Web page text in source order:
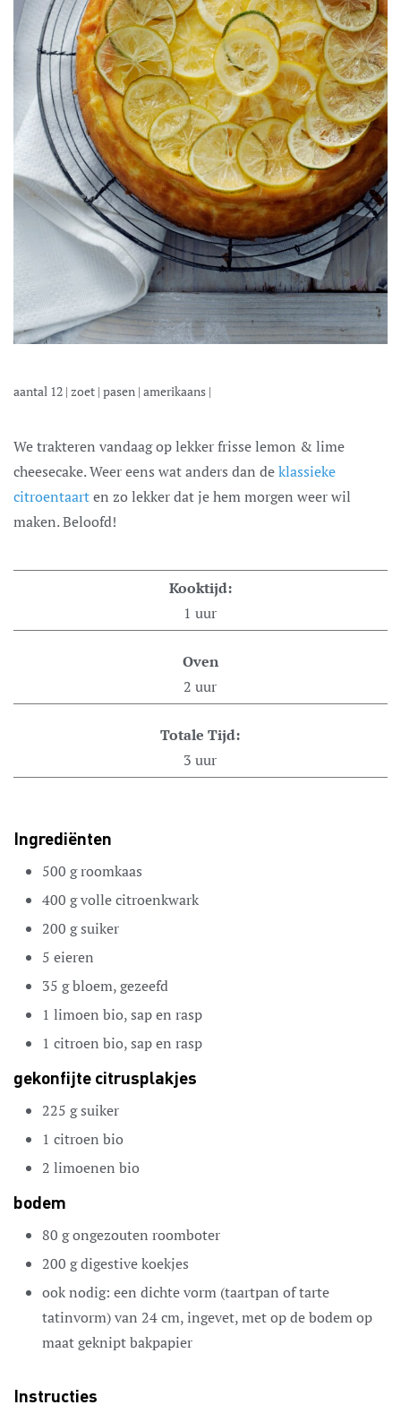
aantal 12 | zoet | pasen | amerikaans |
We trakteren vandaag op lekker frisse lemon & lime
cheesecake. Weer eens wat anders dan deklassieke
citroentaarten zo lekker dat je hem morgen weer wil
maken. Beloofd!
Kooktijd:
1 uur
Oven
2 uur
Totale Tijd:
3 uur
Ingrediënten
500 groomkaas
400 gvolle citroenkwark
200 gsuiker
5 eieren
35 gbloem,gezeefd
1 limoen bio, sap en rasp
1 citroen bio, sap en rasp
gekonfijte citrusplakjes
225 gsuiker
1 citroen bio
2 limoenen bio
bodem
80 gongezouten roomboter
200 gdigestive koekjes
ook nodig: een dichte vorm (taartpan of tarte
tatinvorm)van 24 cm, ingevet, met op de bodem op
maat geknipt bakpapier
Instructies